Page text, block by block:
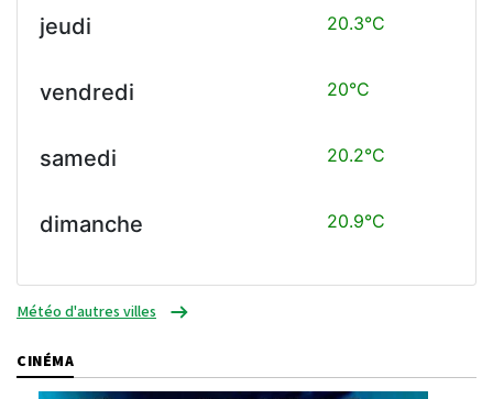
jeudi 20.3°C
vendredi 20°C
samedi 20.2°C
dimanche 20.9°C
Météo d'autres villes
CINÉMA